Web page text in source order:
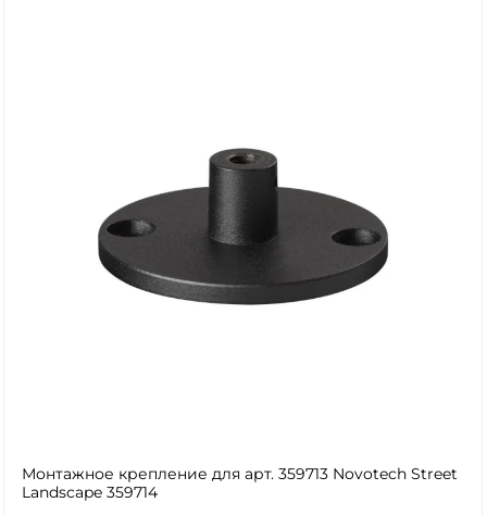
Монтажное крепление для арт. 359713 Novotech Street
Landscape 359714